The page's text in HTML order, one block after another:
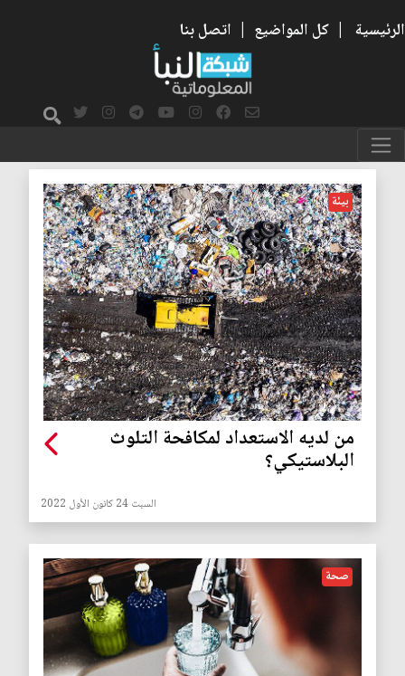
الرئيسية | كل المواضيع | اتصل بنا
المواد الكيميائية
بيئة
من لديه الاستعداد لمكافحة التلوث
البلاستيكي؟
السبت 24 كانون الأول 2022
صحة